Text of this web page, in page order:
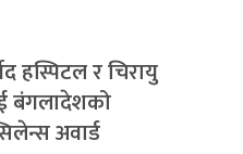
हस्पिटल र चिरायु
बंगलादेशको
अवार्ड